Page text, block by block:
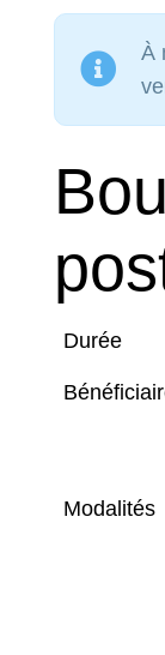
À
Durée
Modalités